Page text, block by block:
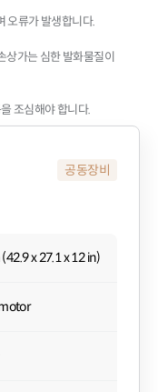
오류가 발생합니다.
상가는 심한 발화물질이
조심해야 합니다.
공동장비
x 27.1 x 12 in)